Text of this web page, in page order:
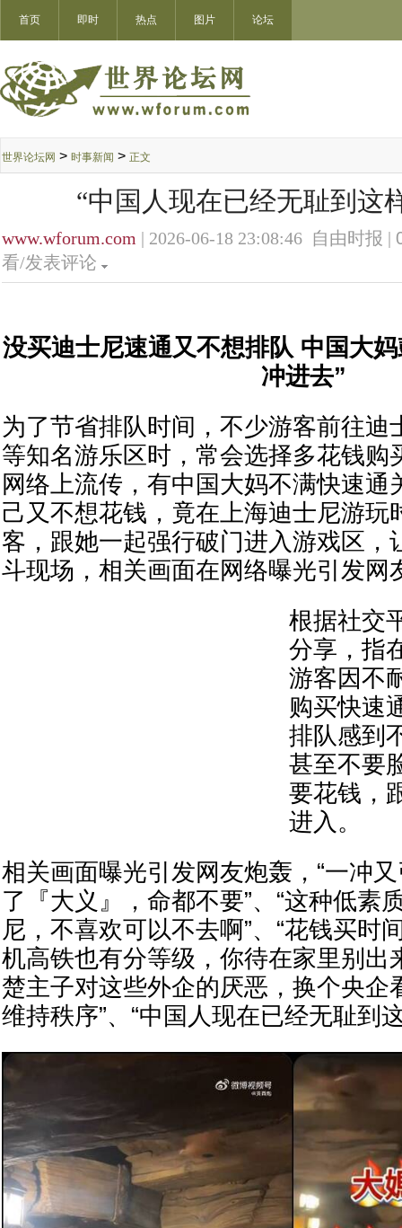
首页 即时 热点 图片 论坛
世界论坛网 > 时事新闻 > 正文
“中国人现在已经无耻到这
www.wforum.com | 2026-06-18 23:08:46 自由时报 |
看/发表评论
没买迪士尼速通又不想排队 中国大
冲进去”
为了节省排队时间，不少游客前往迪
等知名游乐区时，常会选择多花钱购
网络上流传，有中国大妈不满快速通
己又不想花钱，竟在上海迪士尼游玩
客，跟她一起强行破门进入游戏区，
斗现场，相关画面在网络曝光引发网
根据社交
分享，指
游客因不
购买快速
排队感到
甚至不要
要花钱，
进入。
相关画面曝光引发网友炮轰，“一冲
了『大义』，命都不要”、“这种低素
尼，不喜欢可以不去啊”、“花钱买时
机高铁也有分等级，你待在家里别出
楚主子对这些外企的厌恶，换个央企
维持秩序”、“中国人现在已经无耻到